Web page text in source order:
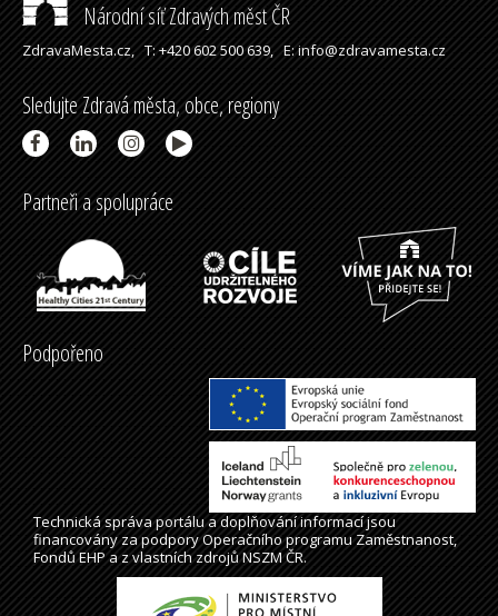
Národní síť Zdravých měst ČR
ZdravaMesta.cz,T: +420 602 500 639,E: info@zdravamesta.cz
Sledujte Zdravá města, obce, regiony
Partneři a spolupráce
Podpořeno
Technická správaportálua doplňování informací jsou
financovány za podpory Operačního programu Zaměstnanost,
Fondů EHP a z vlastních zdrojů NSZM ČR.